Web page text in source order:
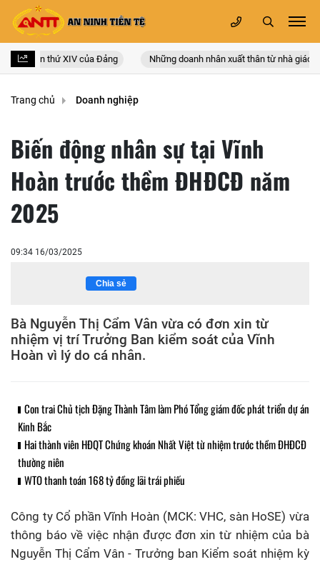
lần thứ XIV của Đảng Những doanh nhân xuất thân từ nhà giáo
Trang chủ Doanh nghiệp
Biến động nhân sự tại Vĩnh
Hoàn trước thềm ĐHĐCĐ năm
2025
09:34 16/03/2025
Chia sẻ
Bà Nguyễn Thị Cẩm Vân vừa có đơn xin từ
nhiệm vị trí Trưởng Ban kiểm soát của Vĩnh
Hoàn vì lý do cá nhân.
Con trai Chủ tịch Đặng Thành Tâm làm Phó Tổng giám đốc phát triển dự án
Kinh Bắc
Hai thành viên HĐQT Chứng khoán Nhất Việt từ nhiệm trước thềm ĐHĐCĐ
thường niên
WTO thanh toán 168 tỷ đồng lãi trái phiếu
Công ty Cổ phần Vĩnh Hoàn (MCK: VHC, sàn HoSE) vừa
thông báo về việc nhận được đơn xin từ nhiệm của bà
Nguyễn Thị Cẩm Vân - Trưởng ban Kiểm soát nhiệm kỳ